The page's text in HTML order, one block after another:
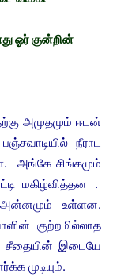
குன்றின்
அமுதமும் ஈடன்
நீராட
அங்கே சிங்கமும்
மகிழ்வித்தன .
அன்னமும் உள்ளன.
குற்றமில்லாத
இடையே
முடியும்.